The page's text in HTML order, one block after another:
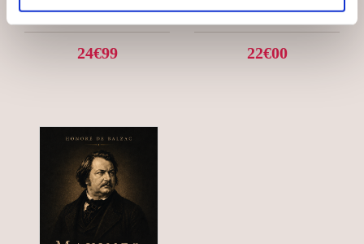
Essais sociétaux
24€99
Essais sociétaux
22€00